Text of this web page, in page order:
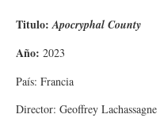
Titulo:Apocryphal County
Año: 2023
País: Francia
Director: Geoffrey Lachassagne